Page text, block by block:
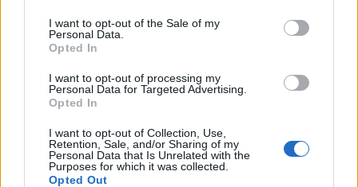
I want to opt-out of the Sale of my
Personal Data.
Opted In
I want to opt-out of processing my
Personal Data for Targeted Advertising.
Opted In
I want to opt-out of Collection, Use,
Retention, Sale, and/or Sharing of my
Personal Data that Is Unrelated with the
Purposes for which it was collected.
Opted Out